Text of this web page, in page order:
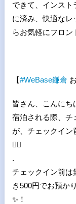
できて、インス
に済み、快適なレ
らお気軽にフロン
【#WeBase鎌倉
皆さん、こんにち
宿泊される際、チ
が、チェックイン
🙆
.
チェックイン前は
き500円でお預か
✨！